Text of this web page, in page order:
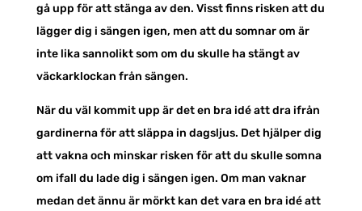
gå upp för att stänga av den. Visst finns risken att du
lägger dig i sängen igen, men att du somnar om är
inte lika sannolikt som om du skulle ha stängt av
väckarklockan från sängen.
När du väl kommit upp är det en bra idé att dra ifrån
gardinerna för att släppa in dagsljus. Det hjälper dig
att vakna och minskar risken för att du skulle somna
om ifall du lade dig i sängen igen. Om man vaknar
medan det ännu är mörkt kan det vara en bra idé att